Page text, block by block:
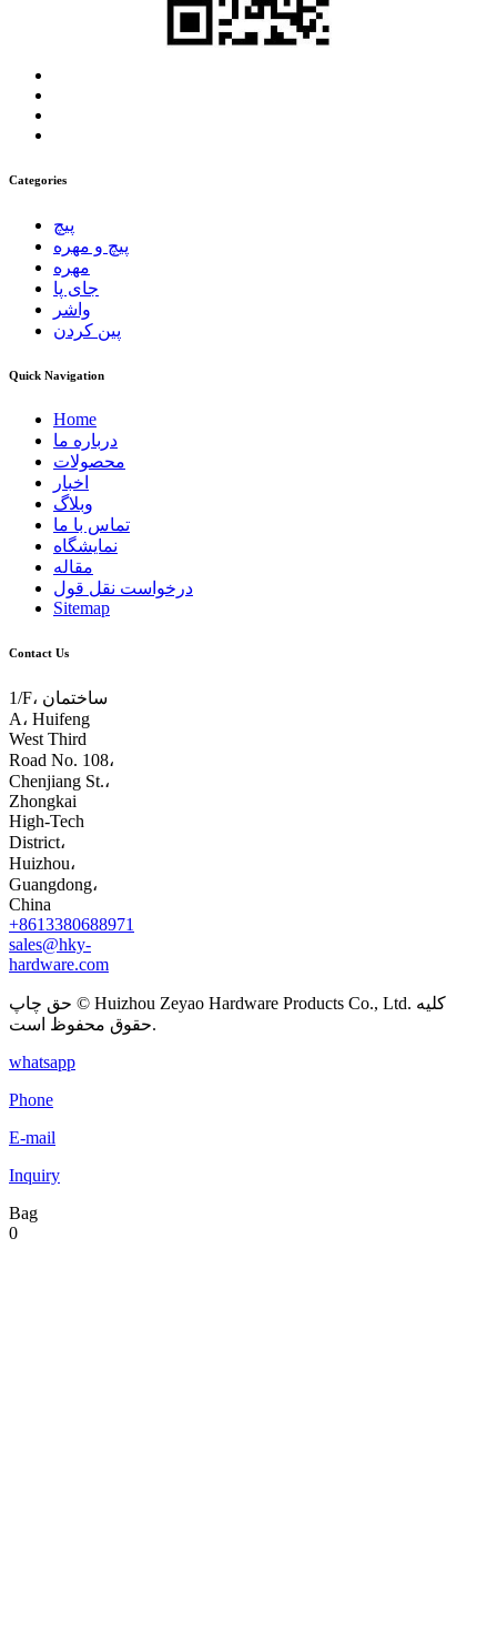
Categories
پیچ
پیچ و مهره
مهره
جای پا
واشر
پین کردن
Quick Navigation
Home
درباره ما
محصولات
اخبار
وبلاگ
تماس با ما
نمایشگاه
مقاله
درخواست نقل قول
Sitemap
Contact Us
1/F، ساختمان
A، Huifeng
West Third
Road No. 108،
Chenjiang St.،
Zhongkai
High-Tech
District،
Huizhou،
Guangdong،
China
+8613380688971
sales@hky-
hardware.com
حق چاپ © Huizhou Zeyao Hardware Products Co., Ltd. کلیه
حقوق محفوظ است.
whatsapp
Phone
E-mail
Inquiry
Bag
0